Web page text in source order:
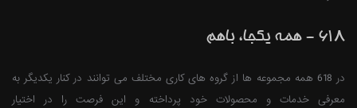
618 - همه یکجا، باهم
در 618 همه مجموعه ها از گروه های کاری مختلف می توانند در کنار یکدیگر به
معرفی خدمات و محصولات خود پرداخته و این فرصت را در اختیار